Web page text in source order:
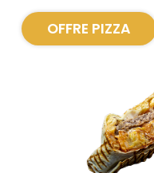
OFFRE PIZZA